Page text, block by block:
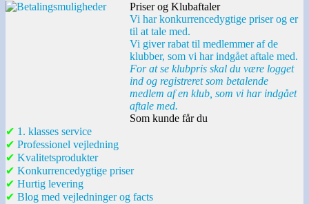
Priser og Klubaftaler
Vi har konkurrencedygtige priser og er
til at tale med.
Vi giver rabat til medlemmer af de
klubber, som vi har indgået aftale med.
For at se klubpris skal du være logget
ind og registreret som betalende
medlem af en klub, som vi har indgået
aftale med.
Som kunde får du
✔ 1. klasses service
✔ Professionel vejledning
✔ Kvalitetsprodukter
✔ Konkurrencedygtige priser
✔ Hurtig levering
✔ Blog med vejledninger og facts